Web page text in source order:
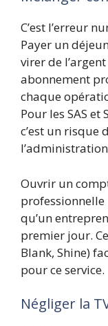
C’est l’erreur
Payer un
virer de
abonnement
chaque
Pour les SAS et
c’est un
Ouvrir un
qu’un
premier jour.
Blank, Shine)
pour ce service.
Négliger la